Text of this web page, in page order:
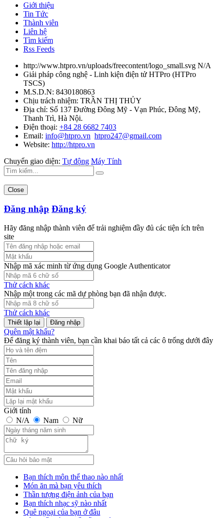
Giới thiệu
Tin Tức
Thành viên
Liên hệ
Tìm kiếm
Rss Feeds
http://www.htpro.vn/uploads/freecontent/logo_small.svg N/A
Giải pháp công nghệ - Linh kiện điện tử HTPro (HTPro
TSCS)
M.S.D.N: 8430180863
Chịu trách nhiệm: TRẦN THỊ THỦY
Địa chỉ: Số 137 Đường Đông Mỹ - Vạn Phúc, Đông Mỹ,
Thanh Trì, Hà Nội.
Điện thoại: +84 28 6682 7403
Email: info@htpro.vn htpro247@gmail.com
Website: http://htpro.vn
Chuyển giao diện: Tự động Máy Tính
Close
Đăng nhập Đăng ký
Hãy đăng nhập thành viên để trải nghiệm đầy đủ các tiện ích trên
site
Nhập mã xác minh từ ứng dụng Google Authenticator
Thử cách khác
Nhập một trong các mã dự phòng bạn đã nhận được.
Thử cách khác
Đăng nhập
Quên mật khẩu?
Để đăng ký thành viên, bạn cần khai báo tất cả các ô trống dưới đây
Giới tính
N/A
Nam Nữ
Bạn thích môn thể thao nào nhất
Món ăn mà bạn yêu thích
Thần tượng điện ảnh của bạn
Bạn thích nhạc sỹ nào nhất
Quê ngoại của bạn ở đâu